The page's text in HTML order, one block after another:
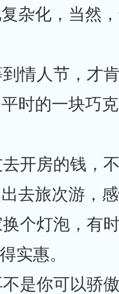
杂化，当然
情人节，才
时的一块巧
开房的钱，
去旅次游，
个灯泡，有
实惠。
是你可以骄